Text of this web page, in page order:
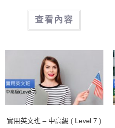
查看內容
實用英文班 – 中高級 ( Level 7 )